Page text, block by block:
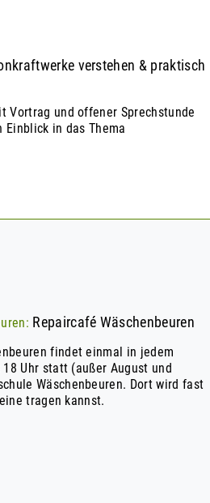
verstehen & praktisch
Vortrag und offener Sprechstunde
in das Thema
Repaircafé Wäschenbeuren
findet einmal in jedem
Uhr statt (außer August und
Wäschenbeuren. Dort wird fast
tragen kannst.